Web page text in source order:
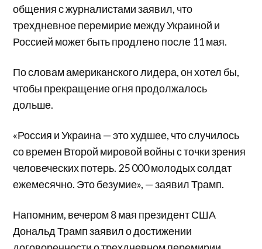
общения с журналистами заявил, что
трехдневное перемирие между Украиной и
Россией может быть продлено после 11 мая.
По словам американского лидера, он хотел бы,
чтобы прекращение огня продолжалось
дольше.
«Россия и Украина — это худшее, что случилось
со времен Второй мировой войны с точки зрения
человеческих потерь. 25 000 молодых солдат
ежемесячно. Это безумие», — заявил Трамп.
Напомним, вечером 8 мая президент США
Дональд Трамп заявил о достижении